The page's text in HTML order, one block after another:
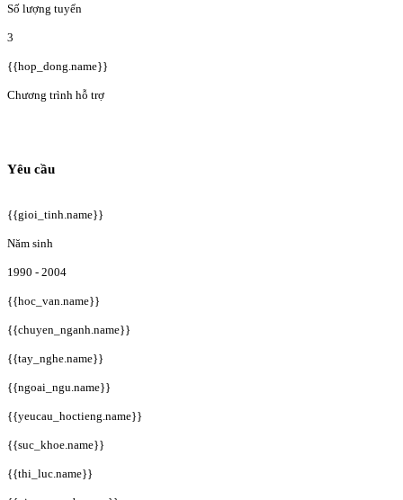
Số lượng tuyển
3
{{hop_dong.name}}
Chương trình hỗ trợ
Yêu cầu
{{gioi_tinh.name}}
Năm sinh
1990 - 2004
{{hoc_van.name}}
{{chuyen_nganh.name}}
{{tay_nghe.name}}
{{ngoai_ngu.name}}
{{yeucau_hoctieng.name}}
{{suc_khoe.name}}
{{thi_luc.name}}